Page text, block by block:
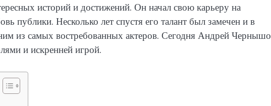
историй и достижений. Он начал свою карьеру на
публики. Несколько лет спустя его талант был замечен и в
из самых востребованных актеров. Сегодня Андрей
и искренней игрой.